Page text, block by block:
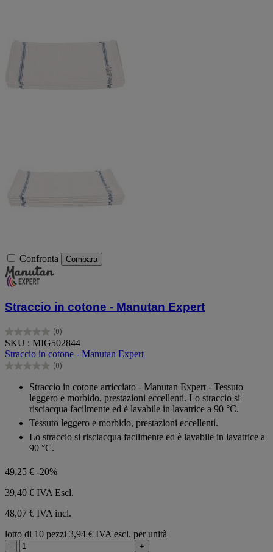
Confronta Compara
Straccio in cotone - Manutan Expert
(0)
0.0
su
5
stelle.
SKU : MIG502844
Straccio in cotone - Manutan Expert
(0)
0.0
Straccio in cotone arricciato - Manutan Expert - Tessuto
leggero e morbido, prestazioni eccellenti. Lo straccio si
risciacqua facilmente ed è lavabile in lavatrice a 90 °C.
Tessuto leggero e morbido, prestazioni eccellenti.
Lo straccio si risciacqua facilmente ed è lavabile in lavatrice a
90 °C.
49,25 € -20%
39,40 € IVA Escl.
48,07 € IVA incl.
lotto di 10 pezzi 3,94 € IVA escl. per unità
- +